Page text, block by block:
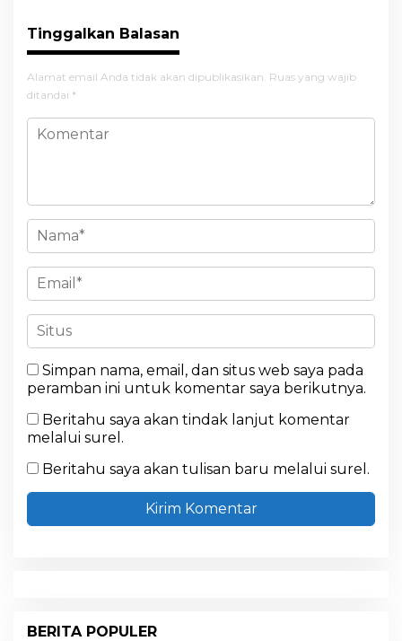
Tinggalkan Balasan
Alamat email Anda tidak akan dipublikasikan. Ruas yang wajib
ditandai *
Simpan nama, email, dan situs web saya pada
peramban ini untuk komentar saya berikutnya.
Beritahu saya akan tindak lanjut komentar
melalui surel.
Beritahu saya akan tulisan baru melalui surel.
BERITA POPULER